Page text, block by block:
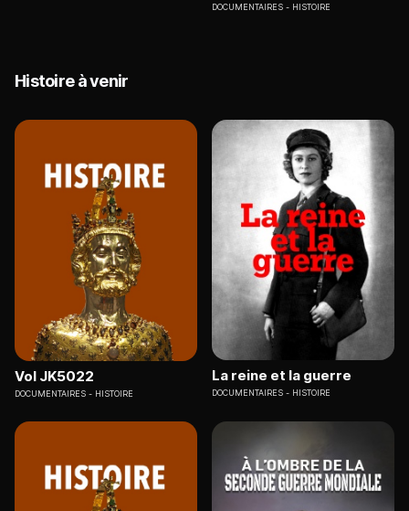
DOCUMENTAIRES HISTOIRE
Histoire à venir
Vol JK5022
DOCUMENTAIRES HISTOIRE
La reine et la guerre
DOCUMENTAIRES HISTOIRE